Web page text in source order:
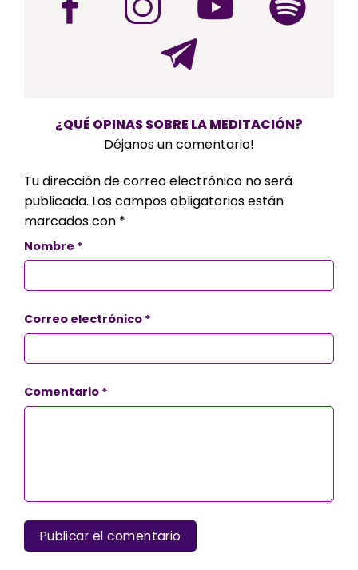
¿QUÉ OPINAS SOBRE LA MEDITACIÓN?
Déjanos un comentario!
Tu dirección de correo electrónico no será
publicada. Los campos obligatorios están
marcados con *
Nombre *
Correo electrónico *
Comentario *